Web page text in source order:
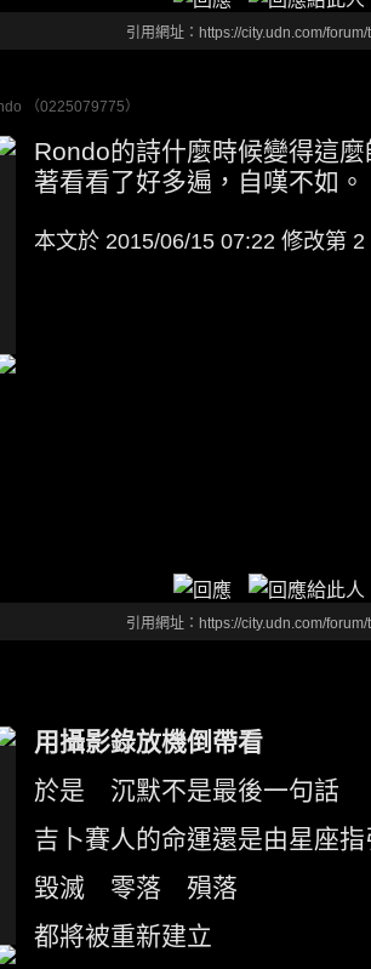
引用網址：https://city.udn.com/
（0225079775）
Rondo的詩什麼時候變得這
著看看了好多遍，自嘆不如。
本文於 2015/06/15 07:22 修改第 2
引用網址：https://city.udn.com/
用攝影錄放機倒帶看
於是 沉默不是最後一句話
吉卜賽人的命運還是由星座指
毀滅 零落 殞落
都將被重新建立